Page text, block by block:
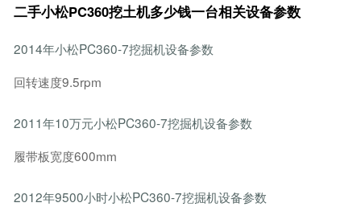
二手小松PC360挖土机多少钱一台相关设备参数
2014年小松PC360-7挖掘机设备参数
回转速度9.5rpm
2011年10万元小松PC360-7挖掘机设备参数
履带板宽度600mm
2012年9500小时小松PC360-7挖掘机设备参数